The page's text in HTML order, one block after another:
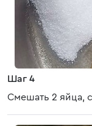
Шаг 4
Смешать 2 яйца,